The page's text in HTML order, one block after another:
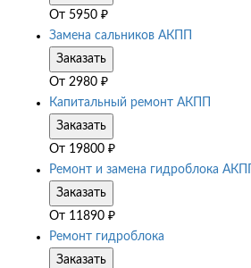
От 5950 ₽
Замена сальников АКПП
Заказать
От 2980 ₽
Капитальный ремонт АКПП
Заказать
От 19800 ₽
Ремонт и замена гидроблока АКПП
Заказать
От 11890 ₽
Ремонт гидроблока
Заказать